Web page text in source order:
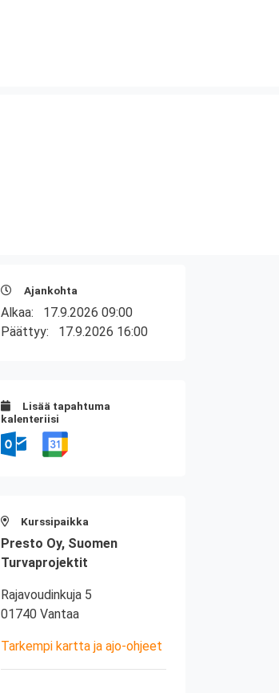
Ajankohta
Alkaa: 17.9.2026 09:00
Päättyy: 17.9.2026 16:00
Lisää tapahtuma
kalenteriisi
Kurssipaikka
Presto Oy, Suomen
Turvaprojektit
Rajavoudinkuja 5
01740 Vantaa
Tarkempi kartta ja ajo-ohjeet